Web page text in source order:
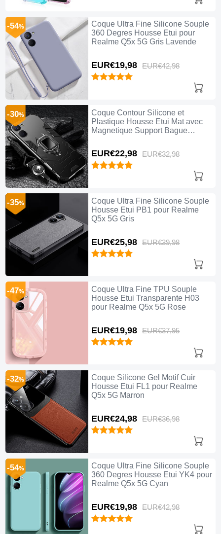
Coque Ultra Fine Silicone Souple
360 Degres Housse Etui pour
Realme Q5x 5G Gris Lavende
EUR€19,98 EUR€42,98
-54%
Coque Contour Silicone et
Plastique Housse Etui Mat avec
Magnetique Support Bague
EUR€22,98 EUR€32,98
-30%
Coque Ultra Fine Silicone Souple
Housse Etui PB1 pour Realme
Q5x 5G Gris
EUR€25,98 EUR€39,98
-35%
Coque Ultra Fine TPU Souple
Housse Etui Transparente H03
pour Realme Q5x 5G Rose
EUR€19,98 EUR€37,95
-47%
Coque Silicone Gel Motif Cuir
Housse Etui FL1 pour Realme
Q5x 5G Marron
EUR€24,98 EUR€36,98
-32%
Coque Ultra Fine Silicone Souple
360 Degres Housse Etui YK4 pour
Realme Q5x 5G Cyan
EUR€19,98 EUR€42,98
-54%